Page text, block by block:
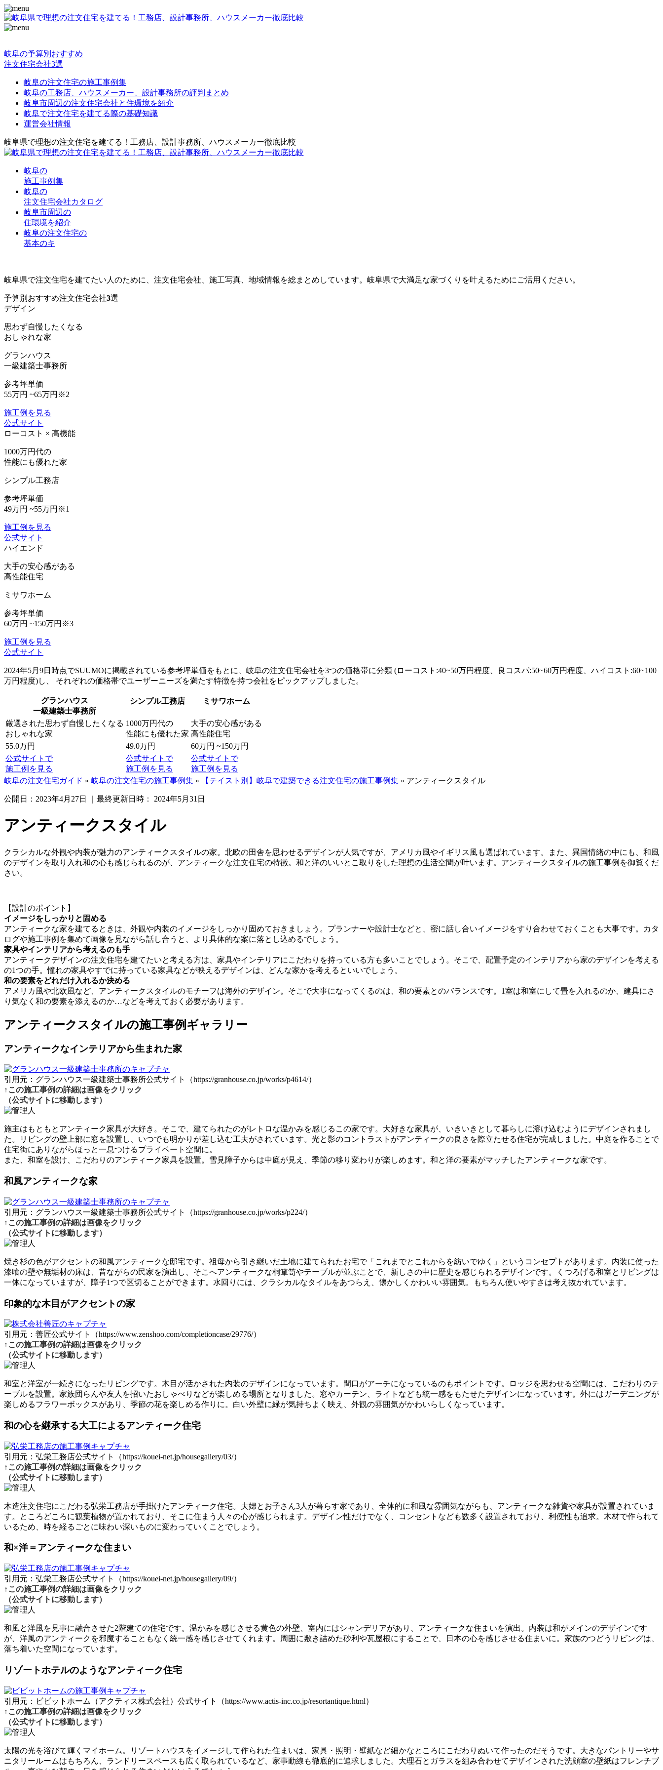
岐阜の予算別おすすめ
注文住宅会社3選
岐阜の注文住宅の施工事例集
岐阜の工務店、ハウスメーカー、設計事務所の評判まとめ
岐阜市周辺の注文住宅会社と住環境を紹介
岐阜で注文住宅を建てる際の基礎知識
運営会社情報
岐阜県で理想の注文住宅を建てる！工務店、設計事務所、ハウスメーカー徹底比較
岐阜の
施工事例集
岐阜の
注文住宅会社カタログ
岐阜市周辺の
住環境を紹介
岐阜の注文住宅の
基本のキ
岐阜県で注文住宅を建てたい人のために、注文住宅会社、施工写真、地域情報を総まとめしています。岐阜県で大満足な家づくりを叶えるためにご活用ください。
予算別おすすめ注文住宅会社3選
デザイン
思わず自慢したくなる
おしゃれな家
グランハウス
一級建築士事務所
参考坪単価
55万円 ~65万円 ※2
施工例を見る
公式サイト
ローコスト × 高機能
1000万円代の
性能にも優れた家
シンプル工務店
参考坪単価
49万円 ~55万円 ※1
施工例を見る
公式サイト
ハイエンド
大手の安心感がある
高性能住宅
ミサワホーム
参考坪単価
60万円 ~150万円 ※3
施工例を見る
公式サイト
2024年5月9日時点でSUUMOに掲載されている参考坪単価をもとに、岐阜の注文住宅会社を3つの価格帯に分類 (ローコスト:40~50万円程度、良コスパ:50~60万円程度、ハイコスト:60~100
万円程度)し、 それぞれの価格帯でユーザーニーズを満たす特徴を持つ会社をピックアップしました。
グランハウス
一級建築士事務所
シンプル工務店 ミサワホーム
厳選された思わず自慢したくなる
おしゃれな家
1000万円代の
性能にも優れた家
大手の安心感がある
高性能住宅
55.0万円
49.0万円
60万円 ~150万円
公式サイトで
施工例を見る
公式サイトで
施工例を見る
公式サイトで
施工例を見る
岐阜の注文住宅ガイド » 岐阜の注文住宅の施工事例集 » 【テイスト別】岐阜で建築できる注文住宅の施工事例集 » アンティークスタイル
公開日： 2023年4月27日 ｜最終更新日時： 2024年5月31日
アンティークスタイル
クラシカルな外観や内装が魅力のアンティークスタイルの家。北欧の田舎を思わせるデザインが人気ですが、アメリカ風やイギリス風も選ばれています。また、異国情緒の中にも、和風
のデザインを取り入れ和の心も感じられるのが、アンティークな注文住宅の特徴。和と洋のいいとこ取りをした理想の生活空間が叶います。アンティークスタイルの施工事例を御覧くだ
さい。
【設計のポイント】
イメージをしっかりと固める
アンティークな家を建てるときは、外観や内装のイメージをしっかり固めておきましょう。プランナーや設計士などと、密に話し合いイメージをすり合わせておくことも大事です。カタ
ログや施工事例を集めて画像を見ながら話し合うと、より具体的な案に落とし込めるでしょう。
家具やインテリアから考えるのも手
アンティークデザインの注文住宅を建てたいと考える方は、家具やインテリアにこだわりを持っている方も多いことでしょう。そこで、配置予定のインテリアから家のデザインを考える
の1つの手。憧れの家具やすでに持っている家具などが映えるデザインは、どんな家かを考えるといいでしょう。
和の要素をどれだけ入れるか決める
アメリカ風や北欧風など、アンティークスタイルのモチーフは海外のデザイン。そこで大事になってくるのは、和の要素とのバランスです。1室は和室にして畳を入れるのか、建具にさ
り気なく和の要素を添えるのか…などを考えておく必要があります。
アンティークスタイルの施工事例ギャラリー
アンティークなインテリアから生まれた家
引用元：グランハウス一級建築士事務所公式サイト（https://granhouse.co.jp/works/p4614/）
↑この施工事例の詳細は画像をクリック
（公式サイトに移動します）
施主はもともとアンティーク家具が大好き。そこで、建てられたのがレトロな温かみを感じるこの家です。大好きな家具が、いきいきとして暮らしに溶け込むようにデザインされまし
た。リビングの壁上部に窓を設置し、いつでも明かりが差し込む工夫がされています。光と影のコントラストがアンティークの良さを際立たせる住宅が完成しました。中庭を作ることで
住宅街にありながらほっと一息つけるプライベート空間に。
また、和室を設け、こだわりのアンティーク家具を設置。雪見障子からは中庭が見え、季節の移り変わりが楽しめます。和と洋の要素がマッチしたアンティークな家です。
和風アンティークな家
引用元：グランハウス一級建築士事務所公式サイト（https://granhouse.co.jp/works/p224/）
↑この施工事例の詳細は画像をクリック
（公式サイトに移動します）
焼き杉の色がアクセントの和風アンティークな邸宅です。祖母から引き継いだ土地に建てられたお宅で「これまでとこれからを紡いでゆく」というコンセプトがあります。内装に使った
漆喰の壁や無垢材の床は、昔ながらの民家を演出し、そこへアンティークな桐箪笥やテーブルが並ぶことで、新しさの中に歴史を感じられるデザインです。くつろげる和室とリビングは
一体になっていますが、障子1つで区切ることができます。水回りには、クラシカルなタイルをあつらえ、懐かしくかわいい雰囲気。もちろん使いやすさは考え抜かれています。
印象的な木目がアクセントの家
引用元：善匠公式サイト（https://www.zenshoo.com/completioncase/29776/）
↑この施工事例の詳細は画像をクリック
（公式サイトに移動します）
和室と洋室が一続きになったリビングです。木目が活かされた内装のデザインになっています。間口がアーチになっているのもポイントです。ロッジを思わせる空間には、こだわりのテ
ーブルを設置。家族団らんや友人を招いたおしゃべりなどが楽しめる場所となりました。窓やカーテン、ライトなども統一感をもたせたデザインになっています。外にはガーデニングが
楽しめるフラワーボックスがあり、季節の花を楽しめる作りに。白い外壁に緑が気持ちよく映え、外観の雰囲気がかわいらしくなっています。
和の心を継承する大工によるアンティーク住宅
引用元：弘栄工務店公式サイト（https://kouei-net.jp/housegallery/03/）
↑この施工事例の詳細は画像をクリック
（公式サイトに移動します）
木造注文住宅にこだわる弘栄工務店が手掛けたアンティーク住宅。夫婦とお子さん3人が暮らす家であり、全体的に和風な雰囲気ながらも、アンティークな雑貨や家具が設置されていま
す。ところどころに観葉植物が置かれており、そこに住まう人々の心が感じられます。デザイン性だけでなく、コンセントなども数多く設置されており、利便性も追求。木材で作られて
いるため、時を経るごとに味わい深いものに変わっていくことでしょう。
和×洋＝アンティークな住まい
引用元：弘栄工務店公式サイト（https://kouei-net.jp/housegallery/09/）
↑この施工事例の詳細は画像をクリック
（公式サイトに移動します）
和風と洋風を見事に融合させた2階建ての住宅です。温かみを感じさせる黄色の外壁、室内にはシャンデリアがあり、アンティークな住まいを演出。内装は和がメインのデザインです
が、洋風のアンティークを邪魔することもなく統一感を感じさせてくれます。周囲に敷き詰めた砂利や瓦屋根にすることで、日本の心を感じさせる住まいに。家族のつどうリビングは、
落ち着いた空間になっています。
リゾートホテルのようなアンティーク住宅
引用元：ビビットホーム（アクティス株式会社）公式サイト（https://www.actis-inc.co.jp/resortantique.html）
↑この施工事例の詳細は画像をクリック
（公式サイトに移動します）
太陽の光を浴びて輝くマイホーム。リゾートハウスをイメージして作られた住まいは、家具・照明・壁紙など細かなところにこだわりぬいて作ったのだそうです。大きなパントリーやサ
ニタリールームはもちろん、ランドリースペースも広く取られているなど、家事動線も徹底的に追求しました。大理石とガラスを組み合わせてデザインされた洗顔室の壁紙はフレンチブ